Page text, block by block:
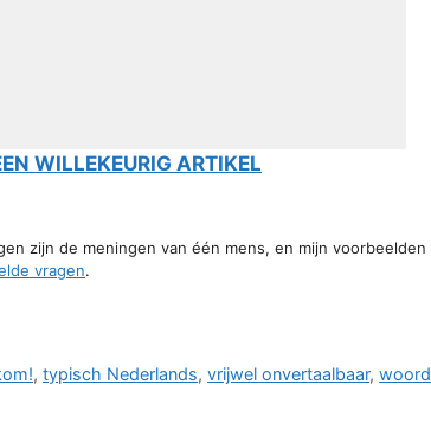
WILLEKEURIG ARTIKEL
zijn de meningen van één mens, en mijn voorbeelden
vragen.
,typisch Nederlands,vrijwel onvertaalbaar,woord